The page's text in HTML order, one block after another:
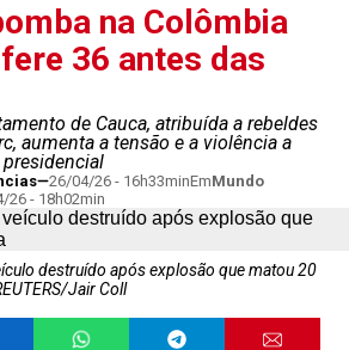
na Colômbia
36 antes das
de Cauca, atribuída a rebeldes
aumenta a tensão e a violência a
26/04/26 - 16h33minEmMundo
26 - 18h02min
destruído após explosão que matou 20
Jair Coll